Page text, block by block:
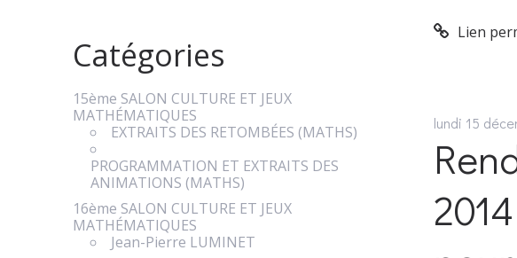
Catégories
15ème SALON CULTURE ET JEUX
MATHÉMATIQUES
EXTRAITS DES RETOMBÉES (MATHS)
PROGRAMMATION ET EXTRAITS DES
ANIMATIONS (MATHS)
16ème SALON CULTURE ET JEUX
MATHÉMATIQUES
Jean-Pierre LUMINET
Lien
lundi 15